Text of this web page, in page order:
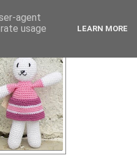
agent
usage
LEARN MORE